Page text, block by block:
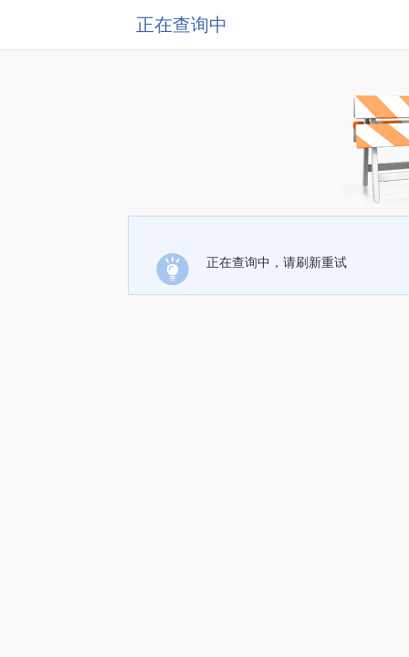
正在查询中
正在查询中，请刷新重试